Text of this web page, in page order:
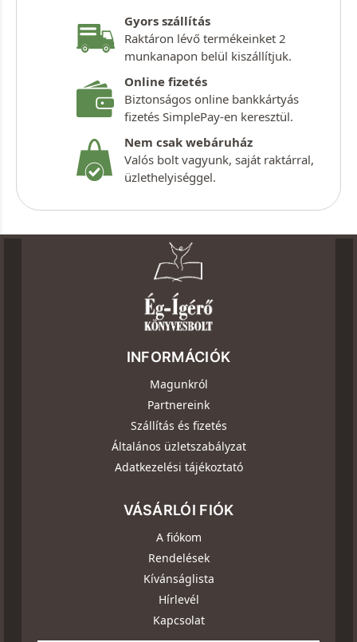
Gyors szállítás
Raktáron lévő termékeinket 2
munkanapon belül kiszállítjuk.
Online fizetés
Biztonságos online bankkártyás
fizetés SimplePay-en keresztül.
Nem csak webáruház
Valós bolt vagyunk, saját raktárral,
üzlethelyiséggel.
INFORMÁCIÓK
Magunkról
Partnereink
Szállítás és fizetés
Általános üzletszabályzat
Adatkezelési tájékoztató
VÁSÁRLÓI FIÓK
A fiókom
Rendelések
Kívánságlista
Hírlevél
Kapcsolat